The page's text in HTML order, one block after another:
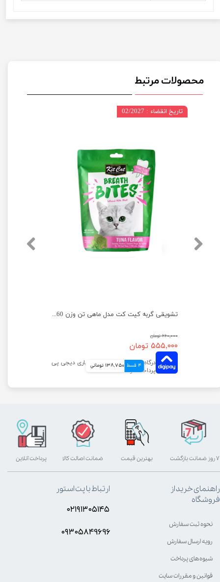
محصولات مرتبط
تشویقی گربه کیت کت مدل ماهی تن وزن 60 گرم
۶۶۰,۰۰۰ تومان
۵۵۵,۰۰۰ تومان
4 قسط 138,750 تومانی
تاریخ انقضاء : 02/2027
بهترین قیمت پرداخت آنلاین ۷ روز ضمانت بازگشت ضمانت اصالت کالا
راهنمای خرید از
فروشگاه
نحوه ثبت سفارش
رویه ارسال سفارش
شیوه‌های پرداخت
قوانین و مقررات سایت
ارتباط با پت استور
۰۲۱۹۱۳۰۵۱۴۵
۰۹۳۰۵8۴9696